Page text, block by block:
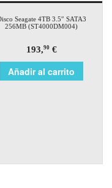
Seagate 4TB 3.5″ SATA3
256MB (ST4000DM004)
193,90€
Añadir al carrito